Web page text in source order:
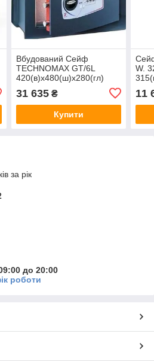
Вбудований Сейф
TECHNOMAX GT/6L
420(в)х480(ш)х280(гл)
сейф, сейф-тайник)
31 635₴
Купити
W.
11
за рік
до 20:00
роботи